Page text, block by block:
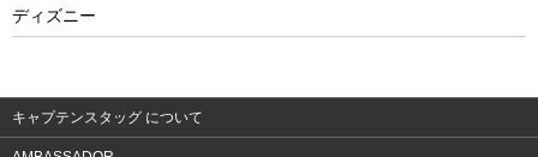
ウェア
ディズニー
キャプテンスタッグ について